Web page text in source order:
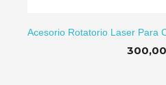
Acesorio Rotatorio Laser Para